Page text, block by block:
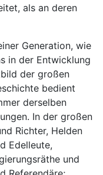
als an deren
Generation, wie
in der Entwicklung
der großen
bedient
derselben
In der großen
Richter, Helden
Edelleute,
und